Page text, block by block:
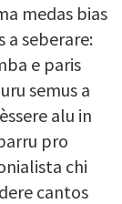
medas bias
a seberare:
e paris
semus a
alu in
pro
chi
cantos